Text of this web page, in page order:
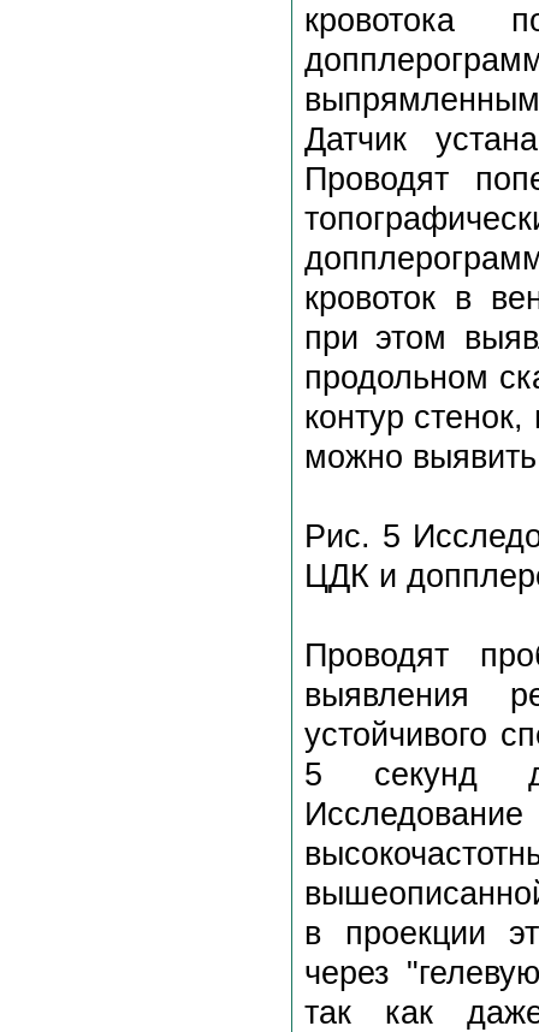
кровотока
Датчик
Проводят
кровоток в
при этом
продольном
контур
можно
Рис. 5
ЦДК и
Проводят
выявления
устойчивого
5 секунд
в проекции
через
так как